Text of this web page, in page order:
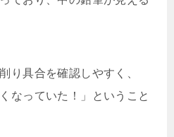
り具合を確認しやすく、
なっていた！」ということ